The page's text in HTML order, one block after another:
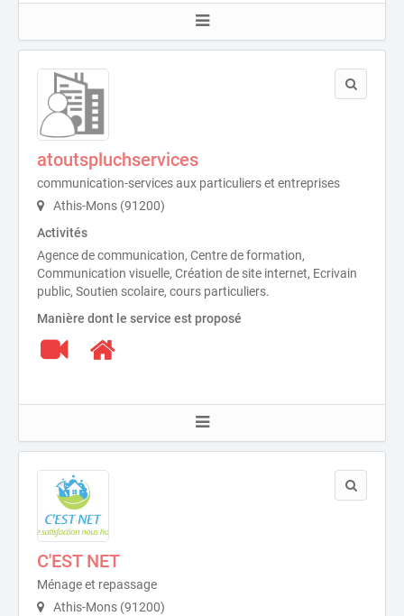
atoutspluchservices
communication-services aux particuliers et entreprises
Athis-Mons (91200)
Activités
Agence de communication, Centre de formation,
Communication visuelle, Création de site internet, Ecrivain
public, Soutien scolaire, cours particuliers.
Manière dont le service est proposé
C'EST NET
Ménage et repassage
Athis-Mons (91200)